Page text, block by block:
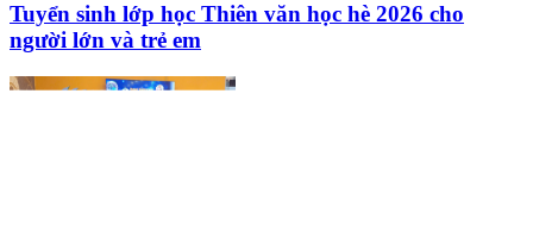
Tuyển sinh lớp học Thiên văn học hè 2026 cho
người lớn và trẻ em